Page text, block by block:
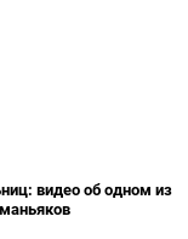
видео об одном из